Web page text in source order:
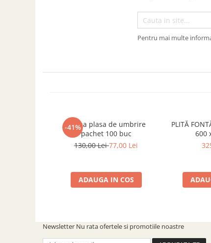
Vase pentru gătit din aluminiu
Vase pentru gătit din fontă
REDUCERI VASE DIN FONTĂ
Pentru mai multe
-41%
Clema plasa de umbrire
pachet 100 buc
130,00 Lei77,00 Lei
ADAUGA IN COS
PLITĂ
600
Newsletter Nu rata ofertele si promotiile noastre